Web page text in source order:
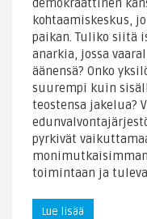
demokraattinen
kohtaamiskeskus,
paikan. Tuliko siitä
anarkia, jossa
äänensä? Onko
suurempi kuin
teostensa jakelua?
pyrkivät
toimintaan ja
Lue lisää